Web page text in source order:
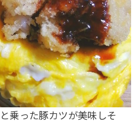
乗った豚カツが美味しそ